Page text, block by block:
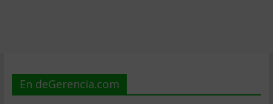
En deGerencia.com